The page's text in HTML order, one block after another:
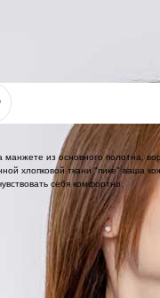
манжете из основного полотна,
хлопковой ткани "пике" ваша
себя комфортно.